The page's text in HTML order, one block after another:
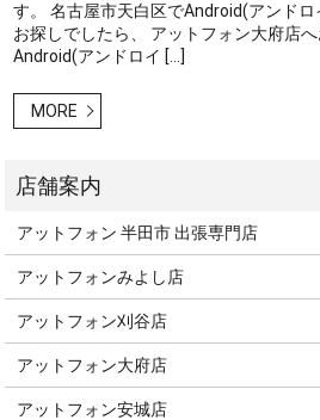
す。 名古屋市天白区でAndroid(アンド
お探しでしたら、 アットフォン大府店へ
Android(アンドロイ […]
MORE
アットフォン 半田市 出張専門店
アットフォンみよし店
アットフォン刈谷店
アットフォン大府店
アットフォン安城店